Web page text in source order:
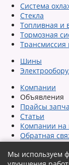
Мы используем
Система
Стекла
Топливная и
Тормозная
Трансмиссия
Шины
Компании
Объявления
Прайсы
Статьи
Компании на
Обратная
Сообщить об
Карта сайта